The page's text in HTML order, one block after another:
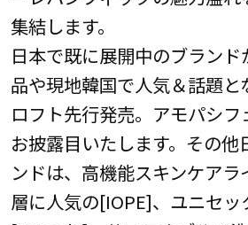
集結します。
日本で既に展開中のブラン
品や現地韓国で人気＆話題と
ロフト先行発売。アモパシ
お披露目いたします。その他
ンドは、高機能スキンケア
層に人気の[IOPE]、ユニセッ